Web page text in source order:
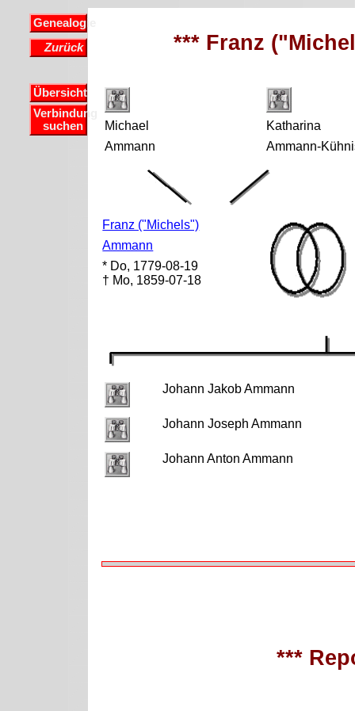
Genealogie
Zurück
Übersicht
Verbindung
suchen
*** Franz
Michael
Ammann
Katharina
Ammann-
Franz ("Michels")
Ammann
* Do, 1779-08-19
† Mo, 1859-07-18
Johann Jakob Ammann
Johann Joseph Ammann
Johann Anton Ammann
***